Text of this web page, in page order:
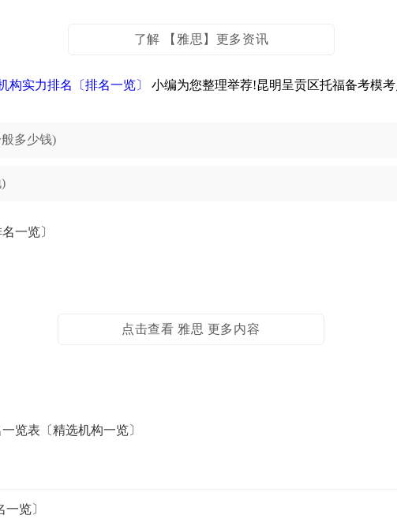
了解 【雅思】更多资讯
实力排名〔排名一览〕
小编为您整理举荐!昆明呈贡区托福备考模
多少钱)
一览〕
点击查看 雅思 更多内容
览表〔精选机构一览〕
览〕